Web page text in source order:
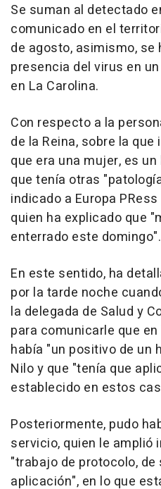
Se suman al detectado
comunicado en el
de agosto, asimismo,
presencia del virus en
en La Carolina.
Con respecto a la
de la Reina, sobre la
que era una mujer, es
que tenía otras
indicado a Europa
quien ha explicado que
enterrado este domingo".
En este sentido, ha
por la tarde noche
la delegada de Salud y
para comunicarle que
había "un positivo de un
Nilo y que "tenía que
establecido en estos
Posteriormente, pudo
servicio, quien le amplió
"trabajo de protocolo,
aplicación", en lo que